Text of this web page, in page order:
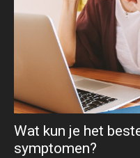
Wat kun je het
symptomen?